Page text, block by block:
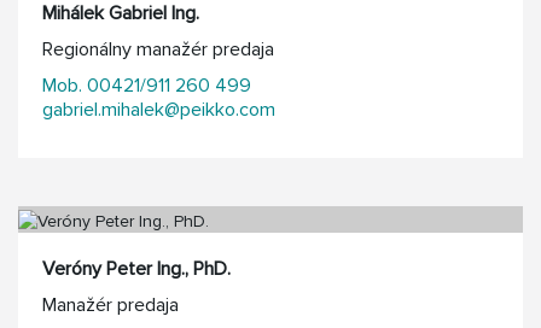
Mihálek Gabriel Ing.
Regionálny manažér predaja
Mob. 00421/911 260 499
gabriel.mihalek@peikko.com
Veróny Peter Ing., PhD.
Manažér predaja